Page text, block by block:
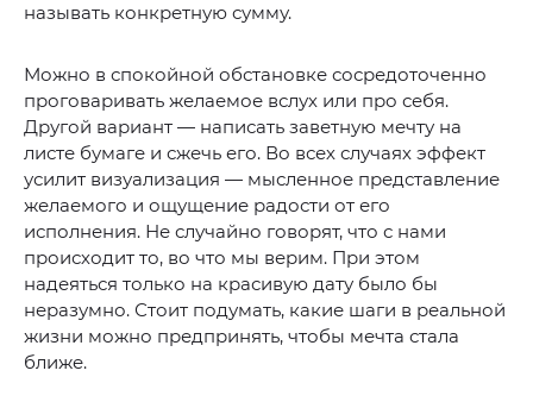
называть конкретную сумму.
Можно в спокойной обстановке сосредоточенно
проговаривать желаемое вслух или про себя.
Другой вариант — написать заветную мечту на
листе бумаге и сжечь его. Во всех случаях эффект
усилит визуализация — мысленное представление
желаемого и ощущение радости от его
исполнения. Не случайно говорят, что с нами
происходит то, во что мы верим. При этом
надеяться только на красивую дату было бы
неразумно. Стоит подумать, какие шаги в реальной
жизни можно предпринять, чтобы мечта стала
ближе.